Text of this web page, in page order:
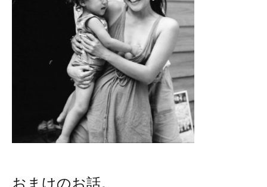
おまけのお話。